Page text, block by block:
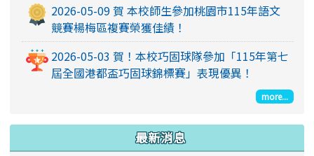
2026-08-10
公告
桃園市楊梅區四維國民小學
115學年度第1學期第3次（第2次招考）代理教師錄取
公告
2026-08-07
公告
桃園市楊梅區四維國民小學
115學年度第1學期第3次（第1次招考）代理教師錄取
2026-07-31
桃園市楊梅區四維國民小學
115 學年度第1 學期第3 次代理教師甄選簡章【一次公
2026-05-09 賀 本校師生參加桃園市115年語文
競賽楊梅區複賽榮獲佳績！
2026-05-03 賀！本校巧固球隊參加「115年第七
屆全國港都盃巧固球錦標賽」表現優異！
more...
最新消息